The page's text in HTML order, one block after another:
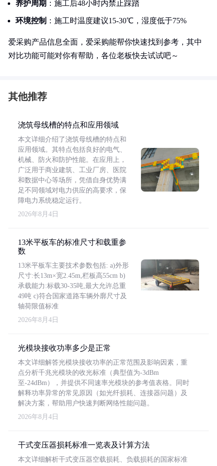
养护周期 ：施工后48小时内禁止踩踏
环境控制 ：施工时温度建议15-30℃，湿度低于75%
爱采购产品信息全面，爱采购能帮你快速找到参考，其中
对比功能可能对你有帮助，各位老板快去试试吧～
其他推荐
浇筑母线槽的特点和应用领域
本文详细介绍了浇筑母线槽的特点和
应用领域。其特点包括良好的电气、
机械、防火和防护性能。在应用上，
广泛用于商业建筑、工业厂房、医院
和数据中心等场所，凭借自身优势满
足不同领域对电力供应的高要求，保
障电力系统稳定运行。
2026年8月4日
13米平板车的标准尺寸和载重参
数
13米平板车主要技术参数包括: a)外形
尺寸:长13m×宽2.45m,栏板高55cm b)
承载能力:标载30-35吨,最大允许总重
49吨 c)符合国家道路车辆外廓尺寸及
轴荷限值标准
2026年8月4日
光模块接收功率多少是正常
本文详细解答光模块接收功率的正常范围及影响因素，重
点分析千兆光模块的收光标准（典型值为-3dBm
至-24dBm），并提供不同速率光模块的参考值表格。同时
解释功率异常的常见原因（如光纤损耗、连接器问题）及
解决方案，帮助用户快速判断网络性能问题。
2026年8月4日
干式变压器损耗标准一览表及计算方法
本文详细解析干式变压器空载损耗、负载损耗的国家标准